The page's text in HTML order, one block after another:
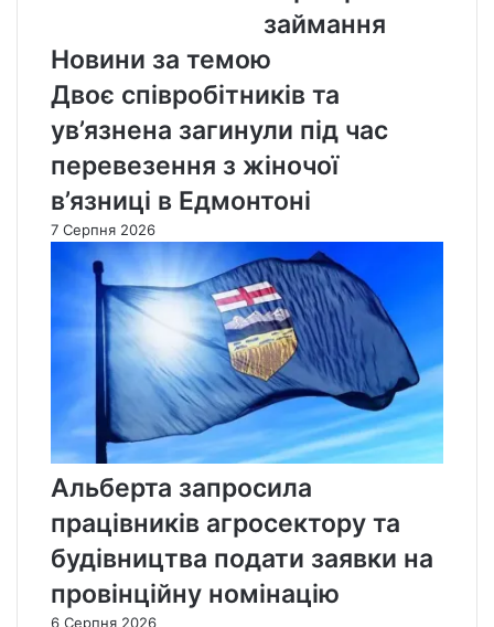
займання
Новини за темою
Двоє співробітників та
ув’язнена загинули під час
перевезення з жіночої
в’язниці в Едмонтоні
7 Серпня 2026
Альберта запросила
працівників агросектору та
будівництва подати заявки на
провінційну номінацію
6 Серпня 2026